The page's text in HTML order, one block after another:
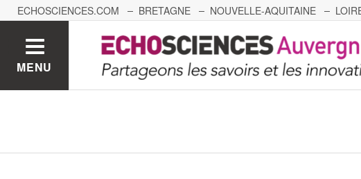
ECHOSCIENCES.COM BRETAGNE NOUVELLE-AQUITAINE
GRENOBLE GRAND EST BOURGOGNE-FRANCHE-
MENU